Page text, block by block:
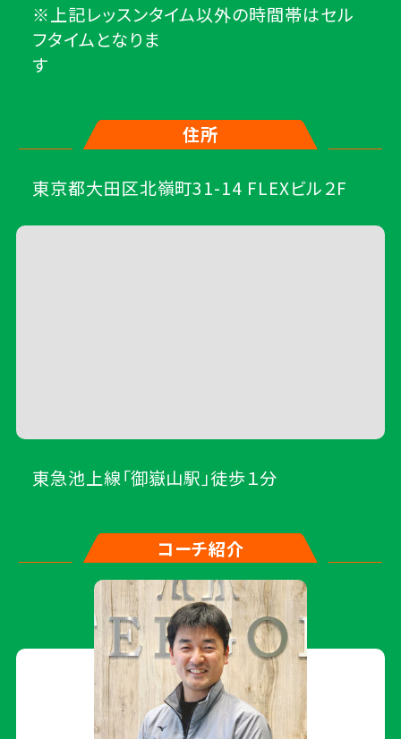
※上記レッスンタイム以外の時間帯はセル
フタイムとなりま
住所
東京都大田区北嶺町31-14 FLEXビル２F
東急池上線「御嶽山駅」徒歩１分
コーチ紹介